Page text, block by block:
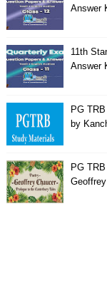
Answer
11th
Answer
PG
by
PG